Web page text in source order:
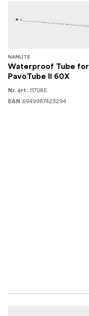
NANLITE
Waterproof Tube for
PavoTube II 60X
Nr. art. 117085
EAN 6949987423294